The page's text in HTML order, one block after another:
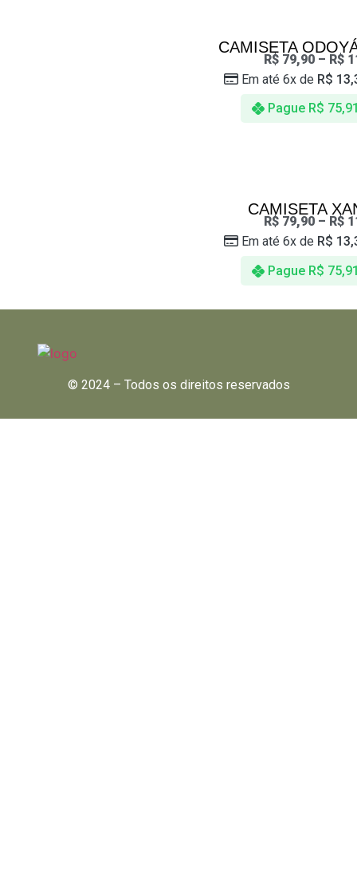
CAMISETA
R$79,90– R$
Pague R$
Em até 6x de R$
CAMISETA
R$79,90– R$
Pague R$
Em até 6x de R$
© 2024 – Todos os direitos reservados